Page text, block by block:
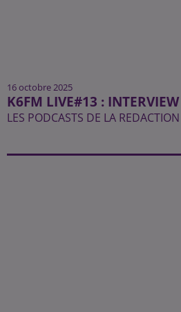
16 octobre 2025
K6FM LIVE#13 :
LES PODCASTS DE LA